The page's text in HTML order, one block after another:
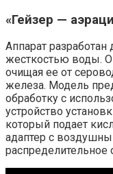
«Гейзер —
Аппарат
жесткостью воды.
очищая ее от
железа. Модель
обработку с
устройство
который подает
адаптер с
распределительное